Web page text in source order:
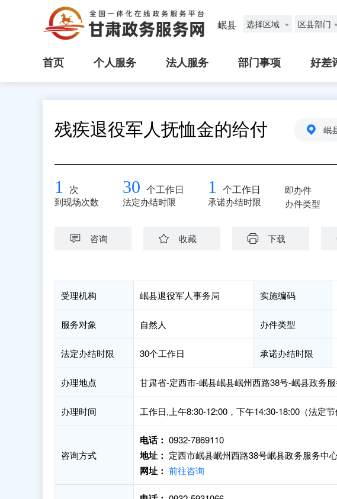
岷县 选择区域 区县部门
首页 个人服务 法人服务 部门事项 好差
残疾退役军人抚恤金的给付 岷
1 次
到现场次数
30 个工作日
法定办结时限
1 个工作日
承诺办结时限
即办件
办件类型
咨询 收藏 下载
受理机构 岷县退役军人事务局 实施编码
服务对象 自然人 办件类型
法定办结时限 30个工作日 承诺办结时限
办理地点 甘肃省-定西市-岷县岷县岷州西路38号-岷县政务服
办理时间 工作日,上午8:30-12:00，下午14:30-18:00（法定节
咨询方式
电话： 0932-7869110
地址： 定西市岷县岷州西路38号岷县政务服务中
网址： 前往咨询